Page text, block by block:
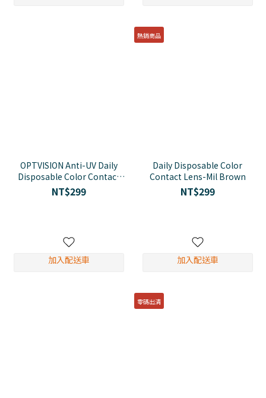
OPTVISION Anti-UV Daily
Disposable Color Contact
Lens - Oolong Beige
NT$299
加入配送車
熱銷商品
Daily Disposable Color
Contact Lens-Mil Brown
NT$299
加入配送車
零碼出清